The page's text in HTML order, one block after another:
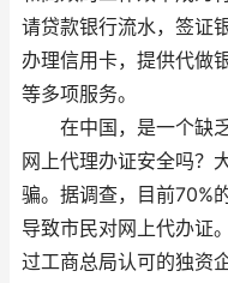
请贷款银行流水，签证
办理信用卡，提供代做
等多项服务。
在中国，是一个缺乏
网上代理办证安全吗？
骗。据调查，目前70%
导致市民对网上代办证
过工商总局认可的独资